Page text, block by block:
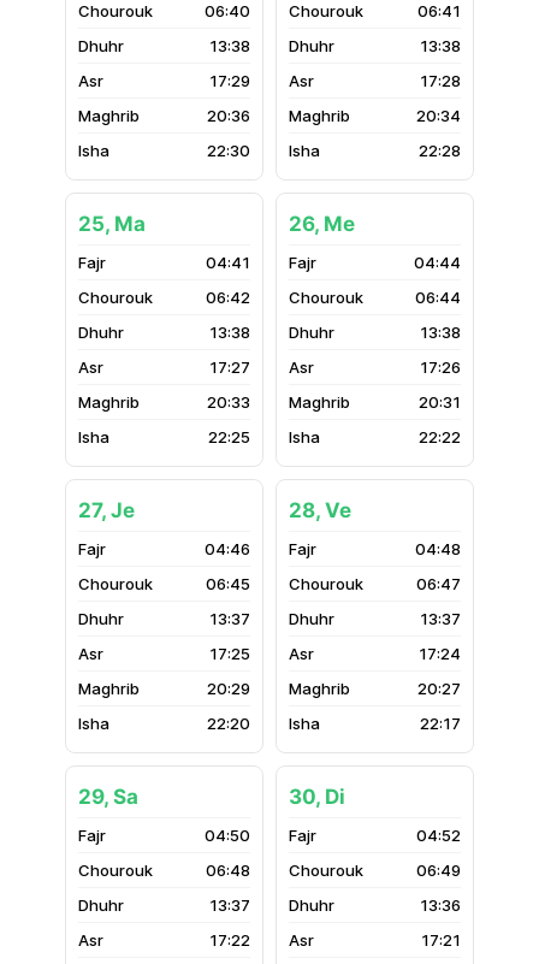
06:40
13:38
17:29
20:36
22:30
06:41
13:38
17:28
20:34
22:28
25, Ma
04:41
06:42
13:38
17:27
20:33
22:25
26, Me
04:44
06:44
13:38
17:26
20:31
22:22
27, Je
04:46
06:45
13:37
17:25
20:29
22:20
28, Ve
04:48
06:47
13:37
17:24
20:27
22:17
29, Sa
04:50
06:48
13:37
17:22
30, Di
04:52
06:49
13:36
17:21